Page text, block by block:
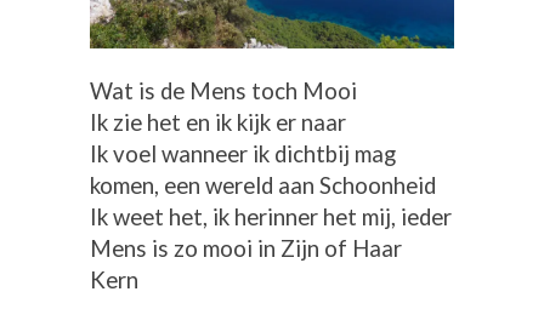
Wat is de Mens toch Mooi
Ik zie het en ik kijk er naar
Ik voel wanneer ik dichtbij mag
komen, een wereld aan Schoonheid
Ik weet het, ik herinner het mij, ieder
Mens is zo mooi in Zijn of Haar
Kern